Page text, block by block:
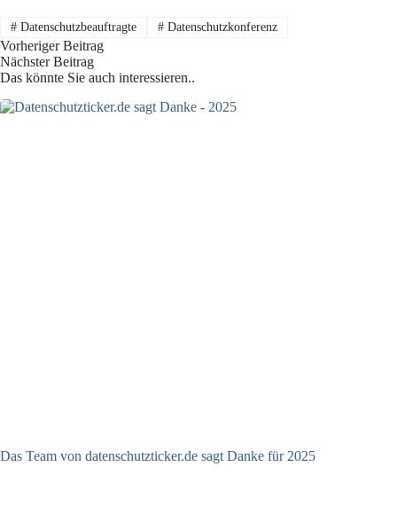
#Datenschutzbeauftragte #Datenschutzkonferenz
VorherigerBeitrag
NächsterBeitrag
Das könnte Sie auch interessieren..
Das Team von datenschutzticker.de sagt Danke für 2025